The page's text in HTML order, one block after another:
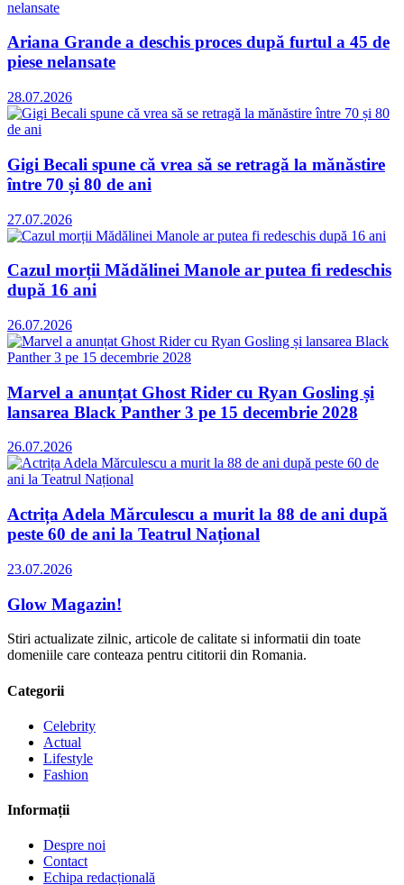
Ariana Grande a deschis proces după furtul a 45 de
piese nelansate
28.07.2026
Gigi Becali spune că vrea să se retragă la mănăstire
între 70 și 80 de ani
27.07.2026
Cazul morții Mădălinei Manole ar putea fi redeschis
după 16 ani
26.07.2026
Marvel a anunțat Ghost Rider cu Ryan Gosling și
lansarea Black Panther 3 pe 15 decembrie 2028
26.07.2026
Actrița Adela Mărculescu a murit la 88 de ani după
peste 60 de ani la Teatrul Național
23.07.2026
Glow Magazin!
Stiri actualizate zilnic, articole de calitate si informatii din toate
domeniile care conteaza pentru cititorii din Romania.
Categorii
Celebrity
Actual
Lifestyle
Fashion
Informații
Despre noi
Contact
Echipa redacțională